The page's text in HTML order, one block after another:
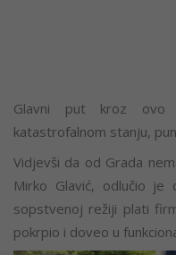
Glavni put kroz ovo
katastrofalnom stanju,
Vidjevši da od Grada
Mirko Glavić, odlučio
sopstvenoj režiji plati
pokrpio i doveo u